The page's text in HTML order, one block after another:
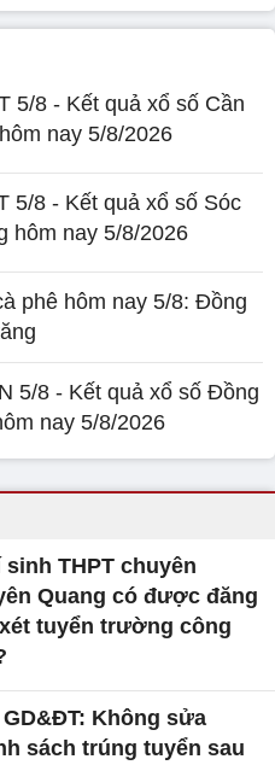
5/8 - Kết quả xổ số Cần
nay 5/8/2026
5/8 - Kết quả xổ số Sóc
hôm nay 5/8/2026
phê hôm nay 5/8: Đồng
5/8 - Kết quả xổ số Đồng
nay 5/8/2026
sinh THPT chuyên
Quang có được đăng
tuyển trường công
GD&ĐT: Không sửa
sách trúng tuyển sau